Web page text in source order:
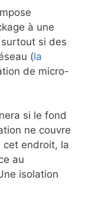
à une
si des
(la
de micro-
si le fond
ne couvre
cet endroit, la
au
isolation